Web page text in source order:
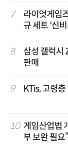
7
라이엇게임
규 세트 '신
8
삼성 갤럭
판매
9 KTis, 고령
10 게임산업법
부 보완 필요”